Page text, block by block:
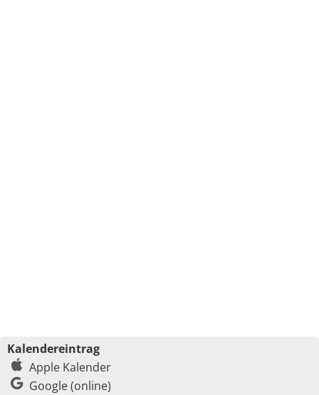
Kalendereintrag
Apple Kalender
Google (online)